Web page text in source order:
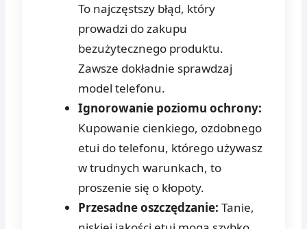
To najczęstszy błąd, który
prowadzi do zakupu
bezużytecznego produktu.
Zawsze dokładnie sprawdzaj
model telefonu.
Ignorowanie poziomu ochrony:
Kupowanie cienkiego, ozdobnego
etui do telefonu, którego używasz
w trudnych warunkach, to
proszenie się o kłopoty.
Przesadne oszczędzanie: Tanie,